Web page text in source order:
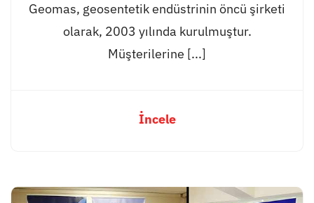
Geomas, geosentetik endüstrinin öncü şirketi
olarak, 2003 yılında kurulmuştur.
Müşterilerine [...]
İncele